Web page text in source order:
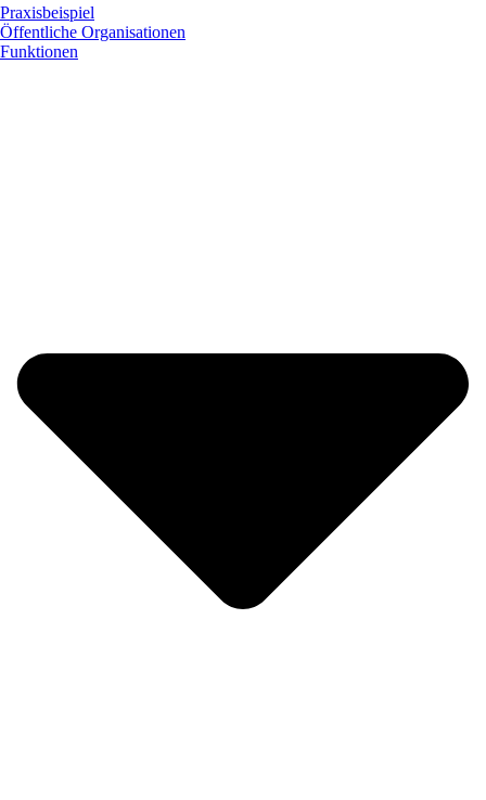
Praxisbeispiel
Öffentliche Organisationen
Funktionen